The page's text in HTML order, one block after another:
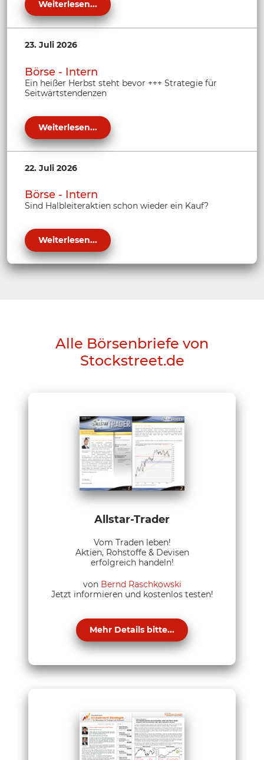
Weiterlesen...
23. Juli 2026
Börse - Intern
Ein heißer Herbst steht bevor +++ Strategie für
Seitwärtstendenzen
Weiterlesen...
22. Juli 2026
Börse - Intern
Sind Halbleiteraktien schon wieder ein Kauf?
Weiterlesen...
Alle Börsenbriefe von
Stockstreet.de
Allstar-Trader
Vom Traden leben!
Aktien, Rohstoffe & Devisen
erfolgreich handeln!
von Bernd Raschkowski
Jetzt informieren und kostenlos testen!
Mehr Details bitte...